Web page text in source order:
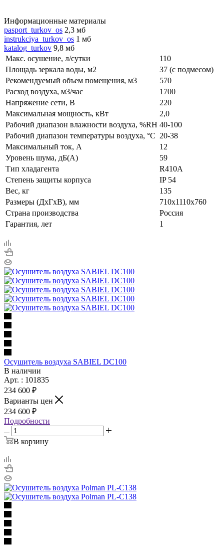
Информационные материалы
pasport_turkov_os 2,3 мб
instrukciya_turkov_os 1 мб
katalog_turkov 9,8 мб
Макс. осушение, л/сутки
110
Площадь зеркала воды, м2
37 (с подмесом)
Рекомендуемый объем помещения, м3
570
Расход воздуха, м3/час
1700
Напряжение сети, В
220
Максимальная мощность, кВт
2,0
Рабочий диапазон влажности воздуха, %RH 40-100
Рабочий диапазон температуры воздуха, °С 20-38
Максимальный ток, А
12
Уровень шума, дБ(A)
59
Тип хладагента
R410A
Степень защиты корпуса
IP 54
Вес, кг
135
Размеры (ДxГxВ), мм
710x1110x760
Страна производства
Россия
Гарантия, лет
1
Осушитель воздуха SABIEL DC100
В наличии
Арт. : 101835
234 600 ₽
Варианты цен
234 600 ₽
Подробности
В корзину